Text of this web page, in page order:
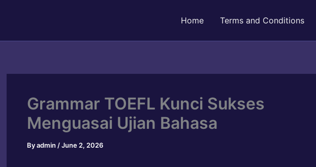
Home Terms and Conditions
Grammar TOEFL Kunci Sukses
Menguasai Ujian Bahasa
Byadmin /June 2, 2026